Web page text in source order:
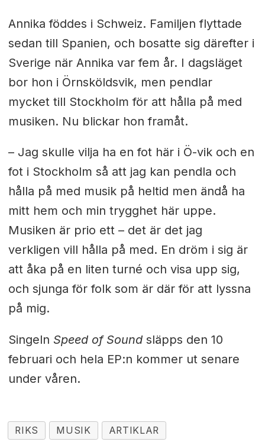
Annika föddes i Schweiz. Familjen flyttade
sedan till Spanien, och bosatte sig därefter i
Sverige när Annika var fem år. I dagsläget
bor hon i Örnsköldsvik, men pendlar
mycket till Stockholm för att hålla på med
musiken. Nu blickar hon framåt.
– Jag skulle vilja ha en fot här i Ö-vik och en
fot i Stockholm så att jag kan pendla och
hålla på med musik på heltid men ändå ha
mitt hem och min trygghet här uppe.
Musiken är prio ett – det är det jag
verkligen vill hålla på med. En dröm i sig är
att åka på en liten turné och visa upp sig,
och sjunga för folk som är där för att lyssna
på mig.
Singeln Speed of Sound släpps den 10
februari och hela EP:n kommer ut senare
under våren.
RIKS MUSIK
ARTIKLAR